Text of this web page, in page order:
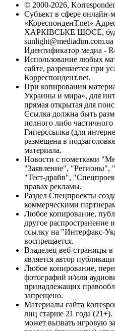
© 2000-2026,
Субъект в сфере онлайн-
«КореспонденТ.net»
ХАРКІВСЬКЕ ШОСЕ,
sunlight@mediadim.com.ua
Идентификатор медиа -
Использование любых
сайте, разрешается при
Корреспондент.net.
При копировании
Украины и мира», для
прямая открытая для
Ссылка должна быть
полного либо
Гиперссылка (для
размещена в
материала.
Новости с пометками
"Заявление",
"Тест-драйв",
правах рекламы.
Раздел Спецпроекты
коммерческими
Любое копирование,
другое распространение
ссылку на "Интерфакс-
воспрещается.
Владелец веб-страницы
является автор
Любое копирование,
фотографий и/или
принадлежащих
запрещено.
Материалы сайта
лиц старше 21 года
может вызвать игровую